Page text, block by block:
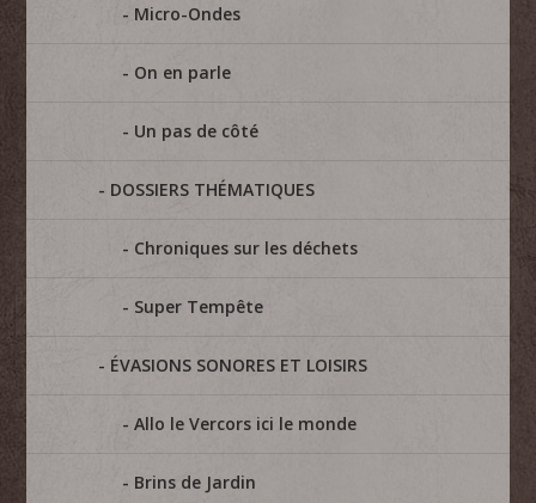
Micro-Ondes
On en parle
Un pas de côté
DOSSIERS THÉMATIQUES
Chroniques sur les déchets
Super Tempête
ÉVASIONS SONORES ET LOISIRS
Allo le Vercors ici le monde
Brins de Jardin